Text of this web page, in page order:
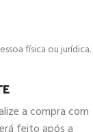
física ou jurídica.
a compra com